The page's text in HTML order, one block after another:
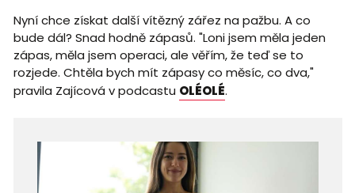
Nyní chce získat další vítězný zářez na pažbu. A co
bude dál? Snad hodně zápasů. "Loni jsem měla jeden
zápas, měla jsem operaci, ale věřím, že teď se to
rozjede. Chtěla bych mít zápasy co měsíc, co dva,"
pravila Zajícová v podcastu OLÉOLÉ.